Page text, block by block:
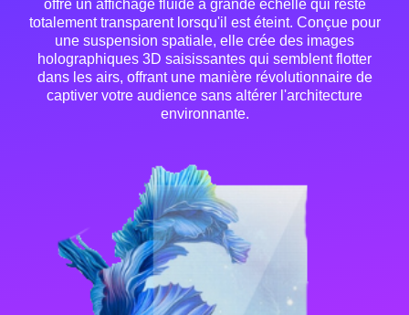
offre un affichage fluide à grande échelle qui reste
totalement transparent lorsqu'il est éteint. Conçue pour
une suspension spatiale, elle crée des images
holographiques 3D saisissantes qui semblent flotter
dans les airs, offrant une manière révolutionnaire de
captiver votre audience sans altérer l'architecture
environnante.